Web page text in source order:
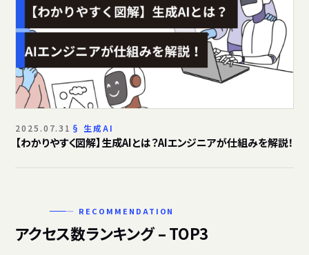
2025.07.31 生成AI
【わかりやすく図解】生成AIとは？AIエンジニアが仕組みを解説！
— RECOMMENDATION
アクセス数ランキング – TOP3